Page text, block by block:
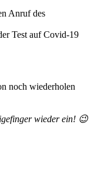
Anruf des
Test auf Covid-19
noch wiederholen
wieder ein! 😉